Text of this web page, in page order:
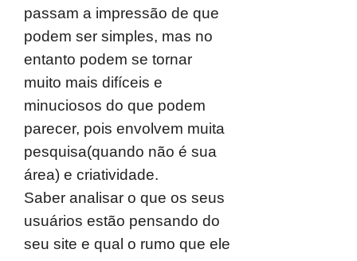
passam a impressão de que
podem ser simples, mas no
entanto podem se tornar
muito mais difíceis e
minuciosos do que podem
parecer, pois envolvem muita
pesquisa(quando não é sua
área) e criatividade.
Saber analisar o que os seus
usuários estão pensando do
seu site e qual o rumo que ele